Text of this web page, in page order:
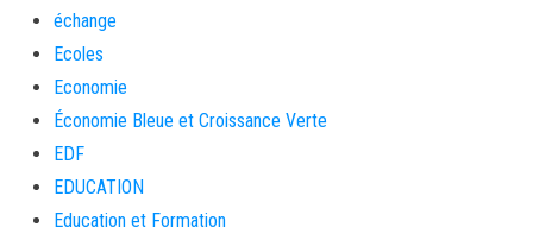
échange
Ecoles
Economie
Économie Bleue et Croissance Verte
EDF
EDUCATION
Education et Formation